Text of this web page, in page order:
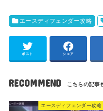
エースディフェンダー攻略
ポスト シェア
RECOMMEND
エースディフェンダー攻略